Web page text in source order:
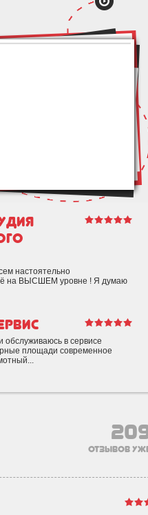
настоятельно
на ВЫСШЕМ уровне ! Я думаю
обслуживаюсь в сервисе
площади современное
отзывов